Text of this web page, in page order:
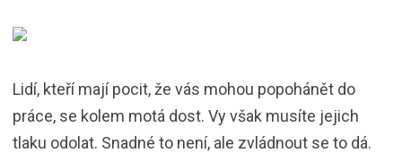
Lidí, kteří mají pocit, že vás mohou popohánět do
práce, se kolem motá dost. Vy však musíte jejich
tlaku odolat. Snadné to není, ale zvládnout se to dá.